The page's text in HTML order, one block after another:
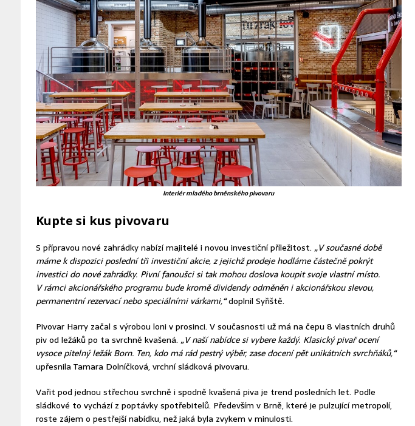
Interiér mladého brněnského pivovaru
Kupte si kus pivovaru
S přípravou nové zahrádky nabízí majitelé i novou investiční příležitost. „V současné době
máme k dispozici poslední tři investiční akcie, z jejichž prodeje hodláme částečně pokrýt
investici do nové zahrádky. Pivní fanoušci si tak mohou doslova koupit svoje vlastní místo.
V rámci akcionářského programu bude kromě dividendy odměněn i akcionářskou slevou,
permanentní rezervací nebo speciálními várkami,“doplnil Syřiště.
Pivovar Harry začal s výrobou loni v prosinci. V současnosti už má na čepu 8 vlastních druhů
piv od ležáků po ta svrchně kvašená. „V naší nabídce si vybere každý. Klasický pivař ocení
vysoce pitelný ležák Born. Ten, kdo má rád pestrý výběr, zase docení pět unikátních svrchňáků,“
upřesnila Tamara Dolníčková, vrchní sládková pivovaru.
Vařit pod jednou střechou svrchně i spodně kvašená piva je trend posledních let. Podle
sládkové to vychází z poptávky spotřebitelů. Především v Brně, které je pulzující metropolí,
roste zájem o pestřejší nabídku, než jaká byla zvykem v minulosti.